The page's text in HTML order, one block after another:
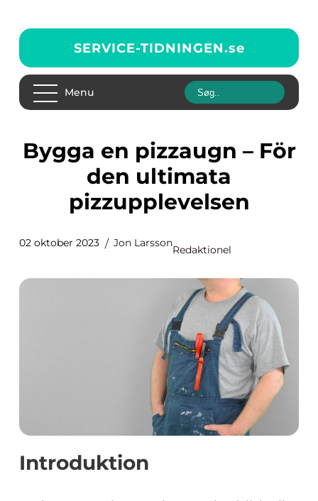
SERVICE-TIDNINGEN.se
Menu
Bygga en pizzaugn – För
den ultimata
pizzupplevelsen
02 oktober 2023 Jon Larsson
Redaktionel
Introduktion